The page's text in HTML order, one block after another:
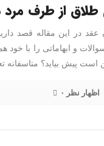
از طرف مرد
در این مقاله قصد
و ابهاماتی را با
پیش بیاید؟ متاسفانه
۰ اظهار نظر